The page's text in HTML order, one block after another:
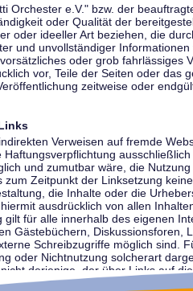
Orchester e.V." bzw. der
oder Qualität der
oder ideeller Art beziehen, die
und unvollständiger
oder grob fahrlässiges
vor, Teile der Seiten oder das
zeitweise oder
Verweisen auf fremde
Haftungsverpflichtung
und zumutbar wäre, die
zum Zeitpunkt der Linksetzung
die Inhalte oder die
ausdrücklich von allen
gilt für alle innerhalb des eigenen
Gästebüchern, Diskussionsforen,
Schreibzugriffe möglich sind.
oder Nichtnutzung solcherart
derjenige, der über Links auf